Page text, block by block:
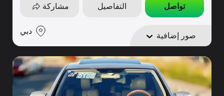
تواصل التفاصيل مشاركة
صور إضافية دبي